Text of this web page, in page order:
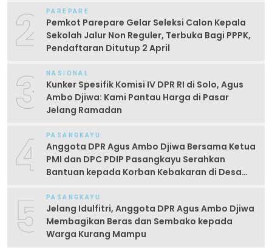
2 PAREPARE
Pemkot Parepare Gelar Seleksi Calon Kepala
Sekolah Jalur Non Reguler, Terbuka Bagi PPPK,
Pendaftaran Ditutup 2 April
3 NASIONAL
Kunker Spesifik Komisi IV DPR RI di Solo, Agus
Ambo Djiwa: Kami Pantau Harga di Pasar
Jelang Ramadan
4 PASANGKAYU
Anggota DPR Agus Ambo Djiwa Bersama Ketua
PMI dan DPC PDIP Pasangkayu Serahkan
Bantuan kepada Korban Kebakaran di Desa
5 PASANGKAYU
Jelang Idulfitri, Anggota DPR Agus Ambo Djiwa
Membagikan Beras dan Sembako kepada
Warga Kurang Mampu